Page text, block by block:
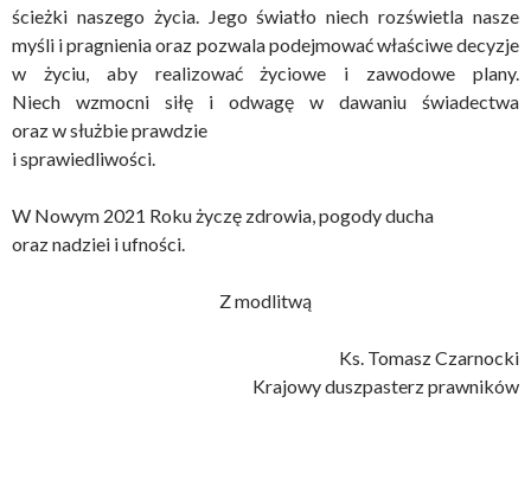
ścieżki naszego życia. Jego światło niech rozświetla nasze
myśli i pragnienia oraz pozwala podejmować właściwe decyzje
w życiu, aby realizować życiowe i zawodowe plany.
Niech wzmocni siłę i odwagę w dawaniu świadectwa
oraz w służbie prawdzie
i sprawiedliwości.
W Nowym 2021 Roku życzę zdrowia, pogody ducha
oraz nadziei i ufności.
Z modlitwą
Ks. Tomasz Czarnocki
Krajowy duszpasterz prawników